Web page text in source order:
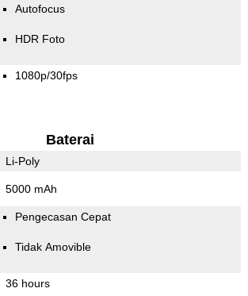
Autofocus
HDR Foto
1080p/30fps
Baterai
Li-Poly
5000 mAh
Pengecasan Cepat
Tidak Amovible
36 hours